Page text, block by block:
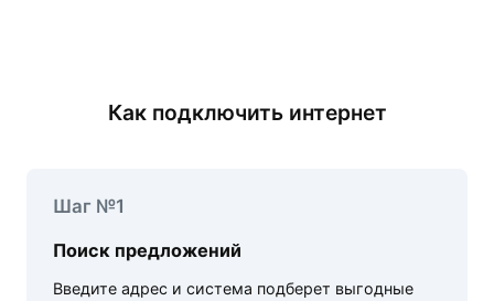
Как подключить интернет
Шаг №1
Поиск предложений
Введите адрес и система подберет выгодные